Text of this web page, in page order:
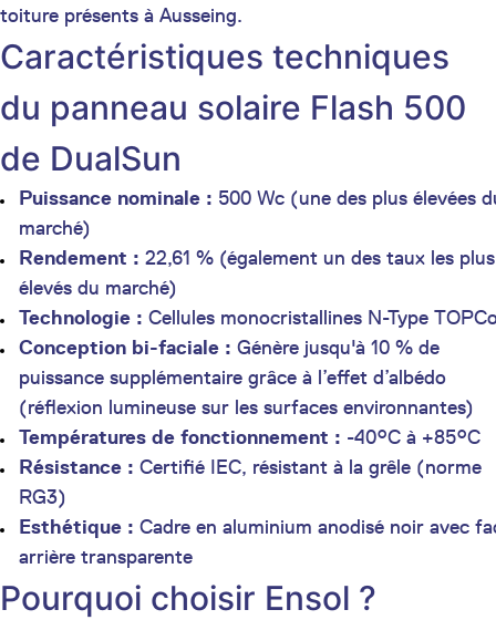
toiture présents à Ausseing.
Caractéristiques techniques
du panneau solaire Flash 500
de DualSun
Puissance nominale : 500 Wc (une des plus élevées
marché)
Rendement : 22,61 % (également un des taux les plus
élevés du marché)
Technologie : Cellules monocristallines N-Type
Conception bi-faciale : Génère jusqu'à 10 % de
puissance supplémentaire grâce à l’effet d’albédo
(réflexion lumineuse sur les surfaces environnantes)
Températures de fonctionnement : -40°C à +85°C
Résistance : Certifié IEC, résistant à la grêle (norme
RG3)
Esthétique : Cadre en aluminium anodisé noir avec
arrière transparente
Pourquoi choisir Ensol ?